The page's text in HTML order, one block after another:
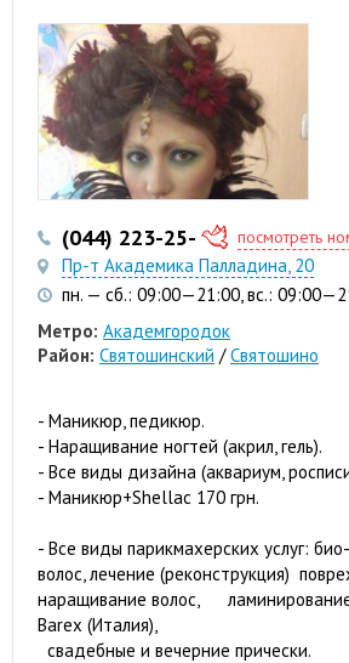
(044) 223-25-53 (097) 313-
посмотреть
Пр-т Академика Палладина, 20
пн. — сб.: 09:00—21:00, вс.:
Метро: Академгородок
Район: Святошинский /Святошино
- Маникюр, педикюр.
- Наращивание ногтей (акрил, гель).
- Все виды дизайна (аквариум,
- Маникюр+Shellac 170 грн.
- Все виды парикмахерских услуг:
волос, лечение (реконструкция)
наращивание волос, ламинирование
Barex (Италия),
свадебные и вечерние прически.